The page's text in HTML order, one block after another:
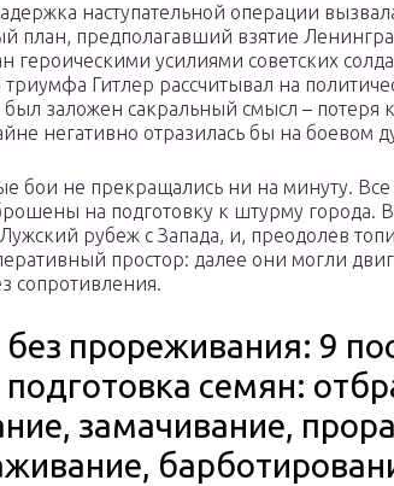
наступательной операции
план, предполагавший взятие
героическими усилиями советских
триумфа Гитлер рассчитывал на
был заложен сакральный смысл – потеря
негативно отразилась бы на боевом
бои не прекращались ни на минуту.
на подготовку к штурму города.
рубеж с Запада, и, преодолев
простор: далее они могли
сопротивления.
прореживания: 9
семян:
замачивание,